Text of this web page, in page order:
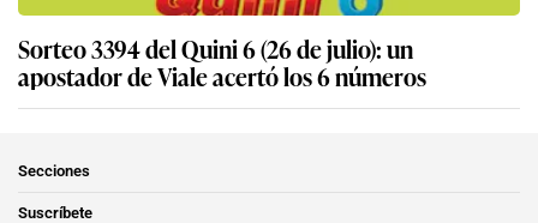
Sorteo 3394 del Quini 6 (26 de julio): un
apostador de Viale acertó los 6 números
Secciones
Suscríbete